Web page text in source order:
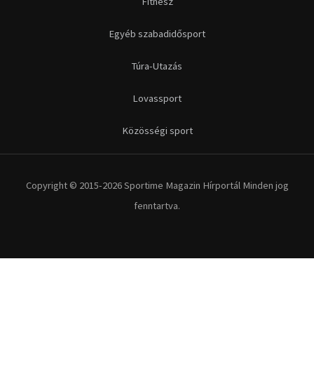
Egyéb szabadidősport
Túra-Utazás
Lovassport
Közösségi sport
Copyright © 2015-2026 Sportime Magazin Hírportál Minden jog
fenntartva.